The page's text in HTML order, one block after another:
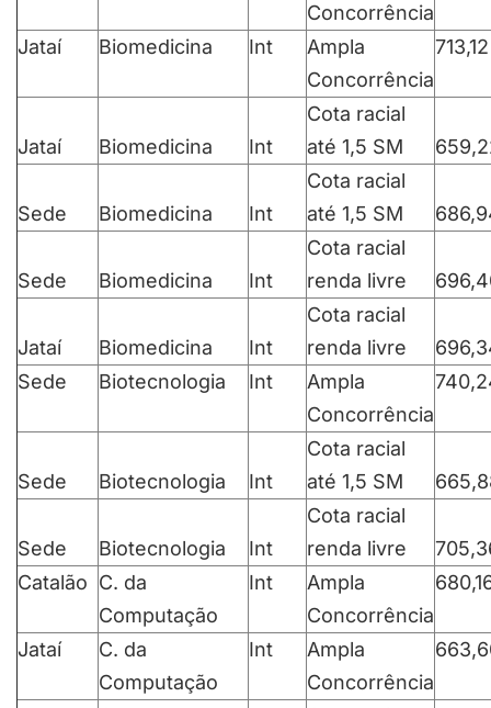
Concorrência
Jataí Biomedicina Int
Ampla
Concorrência
713,12
Jataí Biomedicina Int
Cota racial
até 1,5 SM
Sede Biomedicina Int
Cota racial
até 1,5 SM
Sede Biomedicina Int
Cota racial
renda livre
Jataí Biomedicina Int
Cota racial
renda livre
Sede
Biotecnologia Int
Ampla
Concorrência
Sede Biotecnologia Int
Cota racial
até 1,5 SM
Sede Biotecnologia Int
Cota racial
renda livre
Catalão C. da
Computação
Int
Ampla
Concorrência
Jataí
C. da
Computação
Int
Ampla
Concorrência